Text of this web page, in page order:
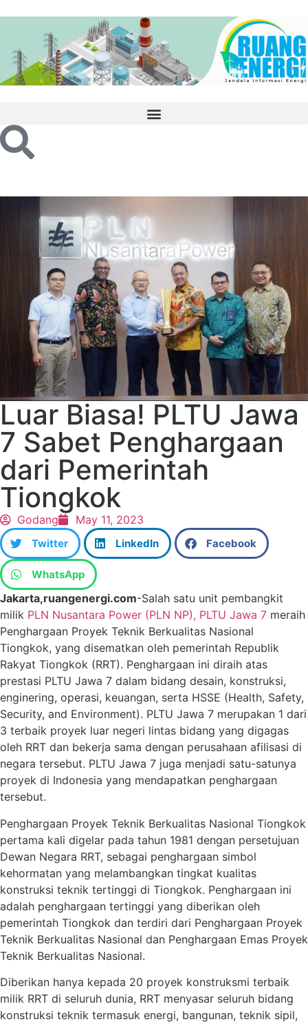
Luar Biasa! PLTU Jawa
7 Sabet Penghargaan
dari Pemerintah
Tiongkok
Godang May 11, 2023
Twitter LinkedIn Facebook
WhatsApp
Jakarta,ruangenergi.com-Salah satu unit pembangkit
milik PLN Nusantara Power (PLN NP), PLTU Jawa 7 meraih
Penghargaan Proyek Teknik Berkualitas Nasional
Tiongkok, yang disematkan oleh pemerintah Republik
Rakyat Tiongkok (RRT). Penghargaan ini diraih atas
prestasi PLTU Jawa 7 dalam bidang desain, konstruksi,
enginering, operasi, keuangan, serta HSSE (Health, Safety,
Security, and Environment). PLTU Jawa 7 merupakan 1 dari
3 terbaik proyek luar negeri lintas bidang yang digagas
oleh RRT dan bekerja sama dengan perusahaan afilisasi di
negara tersebut. PLTU Jawa 7 juga menjadi satu-satunya
proyek di Indonesia yang mendapatkan penghargaan
tersebut.
Penghargaan Proyek Teknik Berkualitas Nasional Tiongkok
pertama kali digelar pada tahun 1981 dengan persetujuan
Dewan Negara RRT, sebagai penghargaan simbol
kehormatan yang melambangkan tingkat kualitas
konstruksi teknik tertinggi di Tiongkok. Penghargaan ini
adalah penghargaan tertinggi yang diberikan oleh
pemerintah Tiongkok dan terdiri dari Penghargaan Proyek
Teknik Berkualitas Nasional dan Penghargaan Emas Proyek
Teknik Berkualitas Nasional.
Diberikan hanya kepada 20 proyek konstruksmi terbaik
milik RRT di seluruh dunia, RRT menyasar seluruh bidang
konstruksi teknik termasuk energi, bangunan, teknik sipil,